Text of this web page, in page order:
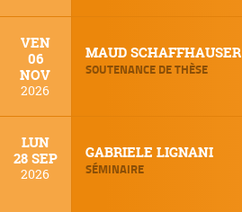
VEN
06
NOV
2026
MAUD SCHAFFHAUSER
SOUTENANCE DE THÈSE
LUN
28 SEP
2026
GABRIELE LIGNANI
SÉMINAIRE